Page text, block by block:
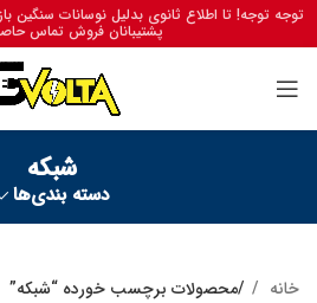
توجه توجه! تا اطلاع ثانوی بدلیل نوسانات سنگین
پشتیبانان فروش تماس
شبکه
دسته بندی‌ها
خانه محصولات برچسب خورده “شبکه”